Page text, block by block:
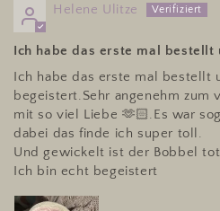
Helene Ulitze
Ich habe das erste mal
Ich habe das erste mal bestellt
begeistert.Sehr angenehm zum
mit so viel Liebe 🫶🏻.Es war
dabei das finde ich super toll.
Und gewickelt ist der Bobbel
Ich bin echt begeistert